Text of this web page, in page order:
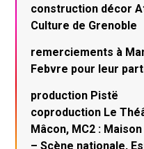
construction décor
Culture de Grenoble
remerciements à
Febvre pour leur
production Pistë
coproduction Le
Mâcon, MC2 :
– Scène nationale,